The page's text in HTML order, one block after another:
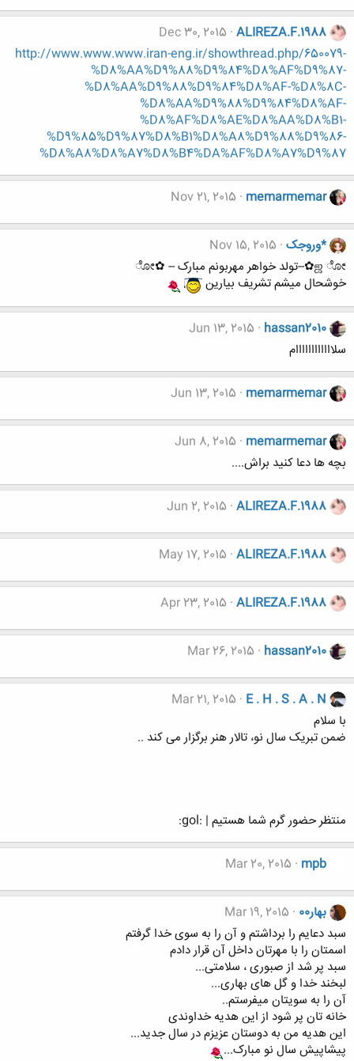
ALIREZA.F.1988
Dec 30, 2015
http://www.www.www.iran-eng.ir/showthread.php/650079-
%D8%AA%D9%88%D9%84%D8%AF%D9%87-
%D8%AA%D9%88%D9%84%D8%AF-%D8%8C-
%D8%AA%D9%88%D9%84%D8%AF-
%D8%AF%D8%AE%D8%AA%D8%B1-
%D9%85%D9%87%D8%B1%D8%A8%D9%88%D9%86-
%D8%A8%D8%A7%D8%B4%DA%AF%D8%A7%D9%87
memarmemar
Nov 21, 2015
*وروجک Nov 15, 2015
ஜ ೋ✿--تولد خواهر مهربونم مبارک -- ✿ೋ
خوشحال میشم تشریف بیارین
hassan2010
Jun 13, 2015
سلاااااااااااام
memarmemar
Jun 13, 2015
memarmemar
Jun 8, 2015
بچه ها دعا کنید براش....
ALIREZA.F.1988
Jun 2, 2015
ALIREZA.F.1988
May 17, 2015
ALIREZA.F.1988
Apr 23, 2015
hassan2010
Mar 26, 2015
E . H . S . A . N
Mar 21, 2015
با سلام
ضمن تبریک سال نو، تالار هنر برگزار می کند ..
منتظر حضور گرم شما هستیم | :gol:
mpb
Mar 20, 2015
بهار00
Mar 19, 2015
سبد دعایم را برداشتم و آن را به سوی خدا گرفتم
اسمتان را با مهرتان داخل آن قرار دادم
سبد پر شد از صبوری ، سلامتی...
لبخند خدا و گل های بهاری...
آن را به سویتان میفرستم..
خانه تان پر شود از این هدیه خداوندی
این هدیه من به دوستان عزیزم در سال جدید...
پیشاپیش سال نو مبارک...